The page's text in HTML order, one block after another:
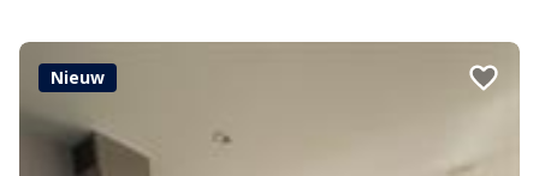
Nieuw